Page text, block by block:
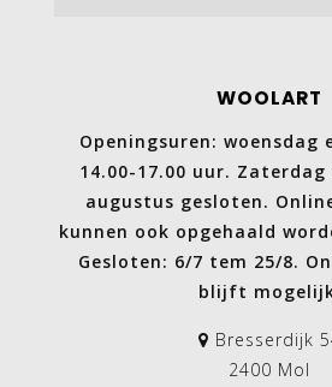
WOOLART
Openingsuren: woensdag
14.00-17.00 uur.
augustus gesloten.
kunnen ook opgehaald
Gesloten: 6/7 tem 25/8.
blijft
Bresserdijk
2400 Mol